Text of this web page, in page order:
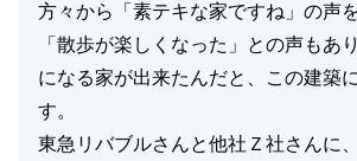
方々から「素テキな家ですね」の声
「散歩が楽しくなった」との声もあ
になる家が出来たんだと、この建築
す。
東急リバブルさんと他社Ｚ社さんに